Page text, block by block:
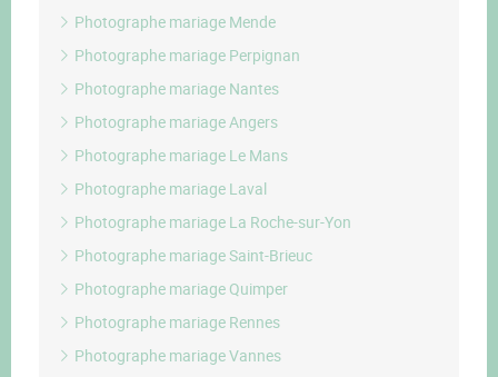
Photographe mariage Mende
Photographe mariage Perpignan
Photographe mariage Nantes
Photographe mariage Angers
Photographe mariage Le Mans
Photographe mariage Laval
Photographe mariage La Roche-sur-Yon
Photographe mariage Saint-Brieuc
Photographe mariage Quimper
Photographe mariage Rennes
Photographe mariage Vannes